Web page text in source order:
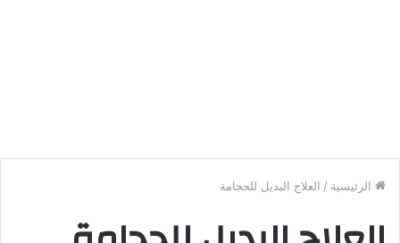
الرئيسية / العلاج البديل للحجامة